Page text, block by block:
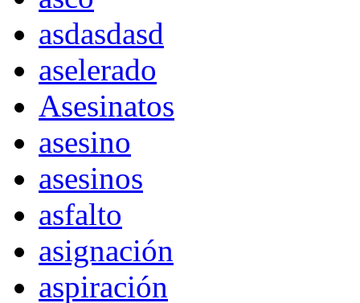
asdasdasd
aselerado
Asesinatos
asesino
asesinos
asfalto
asignación
aspiración